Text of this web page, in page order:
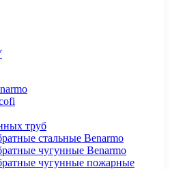
труб
стальные Benarmo
чугунные Benarmo
чугунные пожарные